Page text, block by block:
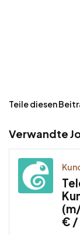
Teile diesen
Verwandte
€ /